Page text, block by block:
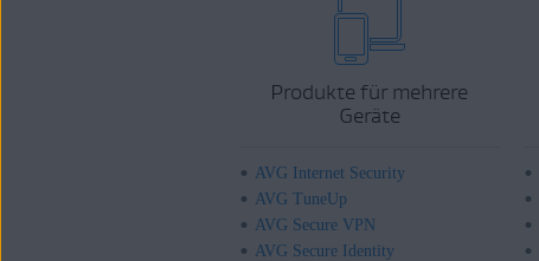
Produkte für mehrere
Geräte
AVG Internet Security
AVG TuneUp
AVG Secure VPN
AVG Secure Identity